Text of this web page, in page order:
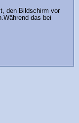
den Bildschirm vor
das bei